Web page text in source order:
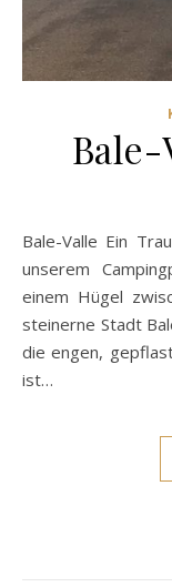
Bale-Valle Ein Traum im Sonnenuntergang Nur 5 km von
unserem
einem Hügel
steinerne Stadt
die engen,
ist…